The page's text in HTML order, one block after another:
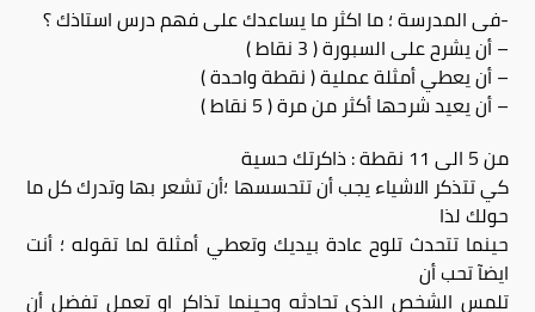
-فى المدرسة ؛ ما اكثر ما يساعدك على فهم درس استاذك ؟
– أن يشرح على السبورة ( 3 نقاط )
– أن يعطي أمثلة عملية ( نقطة واحدة )
– أن يعيد شرحها أكثر من مرة ( 5 نقاط )
من 5 الى 11 نقطة : ذاكرتك حسية
كي تتذكر الاشياء يجب أن تتحسسها ؛أن تشعر بها وتدرك كل ما
حولك لذا
حينما تتحدث تلوح عادة بيديك وتعطي أمثلة لما تقوله ؛ أنت
ايضآ تحب أن
تلمس الشخص الذى تحادثه وحينما تذاكر او تعمل تفضل أن